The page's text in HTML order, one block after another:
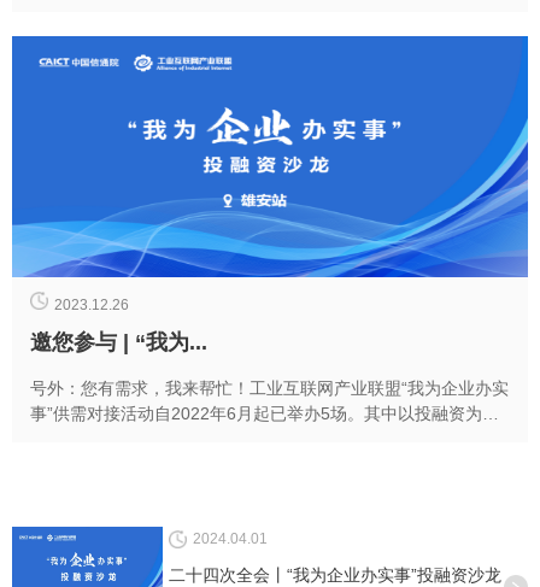
2023.12.26
邀您参与 | “我为...
号外：您有需求，我来帮忙！工业互联网产业联盟“我为企业办实
事”供需对接活动自2022年6月起已举办5场。其中以投融资为主
2024.04.01
二十四次全会丨“我为企业办实事”投融资沙龙